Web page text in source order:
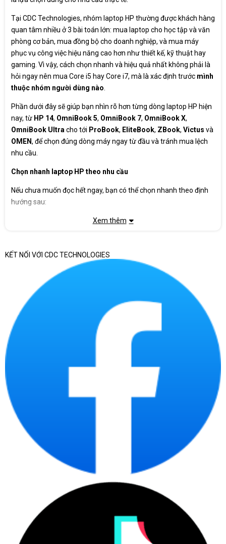
Tại CDC Technologies, nhóm laptop HP thường được khách hàng
quan tâm nhiều ở 3 bài toán lớn: mua laptop cho học tập và văn
phòng cơ bản, mua đồng bộ cho doanh nghiệp, và mua máy
phục vụ công việc hiệu năng cao hơn như thiết kế, kỹ thuật hay
gaming. Vì vậy, cách chọn nhanh và hiệu quả nhất không phải là
hỏi ngay nên mua Core i5 hay Core i7, mà là xác định trước mình
thuộc nhóm người dùng nào
Phần dưới đây sẽ giúp bạn nhìn rõ hơn từng dòng laptop HP hiện
nay, từ HP 14, OmniBook 5, OmniBook 7, OmniBook X,
OmniBook Ultra cho tới ProBook, EliteBook, ZBook, Victus và
OMEN, để chọn đúng dòng máy ngay từ đầu và tránh mua lệch
nhu cầu.
Chọn nhanh laptop HP theo nhu cầu
Nếu chưa muốn đọc hết ngay, bạn có thể chọn nhanh theo định
hướng sau:
Cần laptop giá dễ tiếp cận, học tập và văn phòng cơ
hơn:HP OmniBook 5
Cần laptop làm việc tốt hơn, đầu tư lâu dài hơn:
OmniBook 7
Cần laptop cao cấp, mỏng nhẹ, cảm ứng, xoay gập:
HP OmniBook X / OmniBook Ultra
Cần laptop cho doanh nghiệp, văn phòng chuyên
HP ProBook / EliteBook
Cần laptop đồ họa, kỹ thuật, dựng hình:
Chỉ cần xác định đúng nhóm ngay từ đầu, việc chọn model cụ thể
Các dòng laptop HP hiện nay gồm những gì?
HP 14/15: dòng phổ thông dễ tiếp cận, phù hợp nhu cầu cơ bản
Xem thêm
KẾT NỐI VỚI CDC TECHNOLOGIES